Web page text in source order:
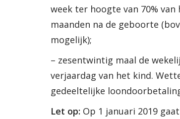
week ter hoogte van 70%
maanden na de geboorte
mogelijk);
– zesentwintig maal de
verjaardag van het kind.
gedeeltelijke
Let op: Op 1 januari 2019